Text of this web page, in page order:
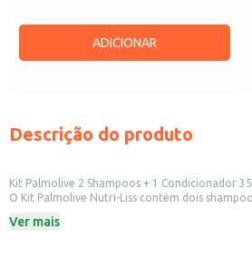
ADICIONAR
Descrição do produto
Kit Palmolive 2 Shampoos + 1 Condicionador
O Kit Palmolive Nutri-Liss contém dois shampoos e um condicionador, cada um com 350ml. Este kit é uma opção
Dicas de uso:
Ver mais